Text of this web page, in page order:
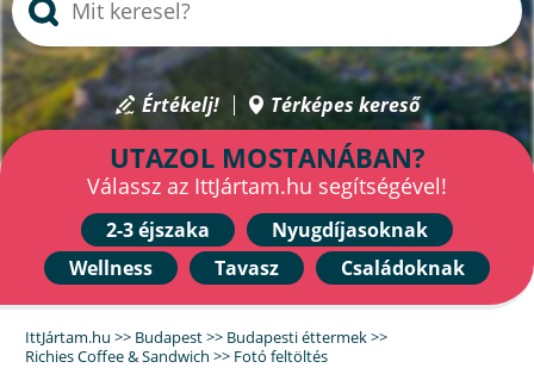
Értékelj! Térképes kereső
UTAZOL MOSTANÁBAN?
Válassz az IttJártam.hu segítségével!
2-3 éjszaka
Nyugdíjasoknak
Wellness
Tavasz Családoknak
IttJártam.hu >> Budapest>> Budapesti éttermek>>
Richies Coffee & Sandwich >> Fotó feltöltés